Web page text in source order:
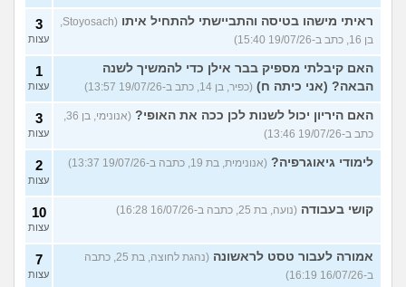
ראיתי מישהו בטיסה והתביישתי להתחיל איתו
בן 16, כתב ב-19/07/26 15:40)
3
עצות
האם קיבלתי מספיק בבר אילן כדי להמשיך לשנה
הבאה? (אני כיתה ח) (כפיר, בן 14, כתב ב-19/07/26 13:57)
1
עצות
האם היריון יכול לשנות לכן ככה את האופי?
כתב ב-19/07/26 13:46)
3
עצות
לימודי גיאוגרפיה? (אנונימית, בת 19, כתבה ב-19/07/26 13:37) 2
עצות
קושי בעבודה (נועה, בת 25, כתבה ב-16/07/26 16:28) 10
עצות
אמורה לעבור טסט לראשונה
(נהגת לחוצה, בת 25, כתבה
ב-16/07/26 16:19)
7
עצות